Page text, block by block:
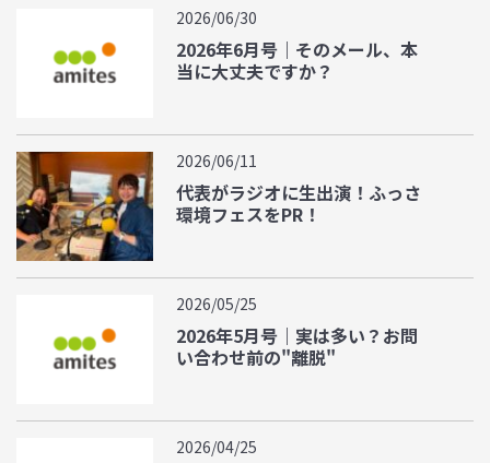
2026/06/30
2026年6月号｜そのメール、本
当に大丈夫ですか？
2026/06/11
代表がラジオに生出演！ふっさ
環境フェスをPR！
2026/05/25
2026年5月号｜実は多い？お問
い合わせ前の"離脱"
2026/04/25